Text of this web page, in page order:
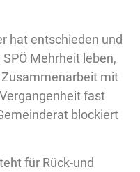
hat entschieden und
Mehrheit leben,
mit
fast
blockiert
für Rück-und